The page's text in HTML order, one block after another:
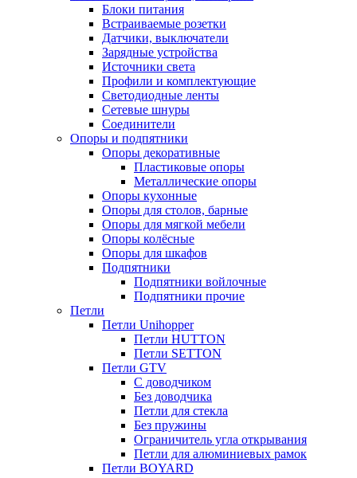
Блоки питания
Встраиваемые розетки
Датчики, выключатели
Зарядные устройства
Источники света
Профили и комплектующие
Светодиодные ленты
Сетевые шнуры
Соединители
Опоры и подпятники
Опоры декоративные
Пластиковые опоры
Металлические опоры
Опоры кухонные
Опоры для столов, барные
Опоры для мягкой мебели
Опоры колёсные
Опоры для шкафов
Подпятники
Подпятники войлочные
Подпятники прочие
Петли
Петли Unihopper
Петли HUTTON
Петли SETTON
Петли GTV
С доводчиком
Без доводчика
Петли для стекла
Без пружины
Ограничитель угла открывания
Петли для алюминиевых рамок
Петли BOYARD